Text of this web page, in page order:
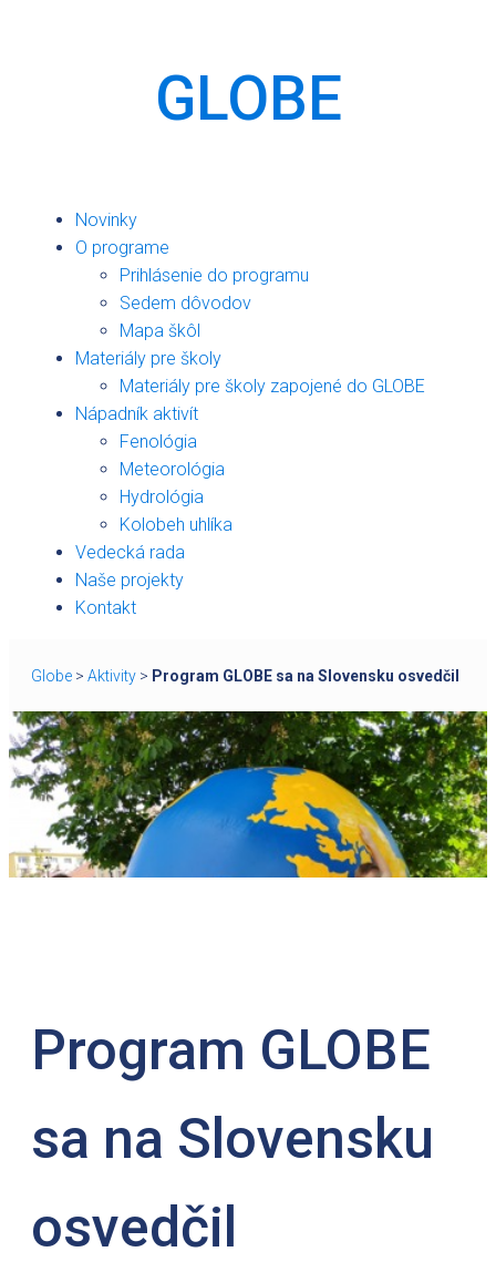
GLOBE
Novinky
O programe
Prihlásenie do programu
Sedem dôvodov
Mapa škôl
Materiály pre školy
Materiály pre školy zapojené do GLOBE
Nápadník aktivít
Fenológia
Meteorológia
Hydrológia
Kolobeh uhlíka
Vedecká rada
Naše projekty
Kontakt
Globe > Aktivity > Program GLOBE sa na Slovensku osvedčil
Program GLOBE
sa na Slovensku
osvedčil